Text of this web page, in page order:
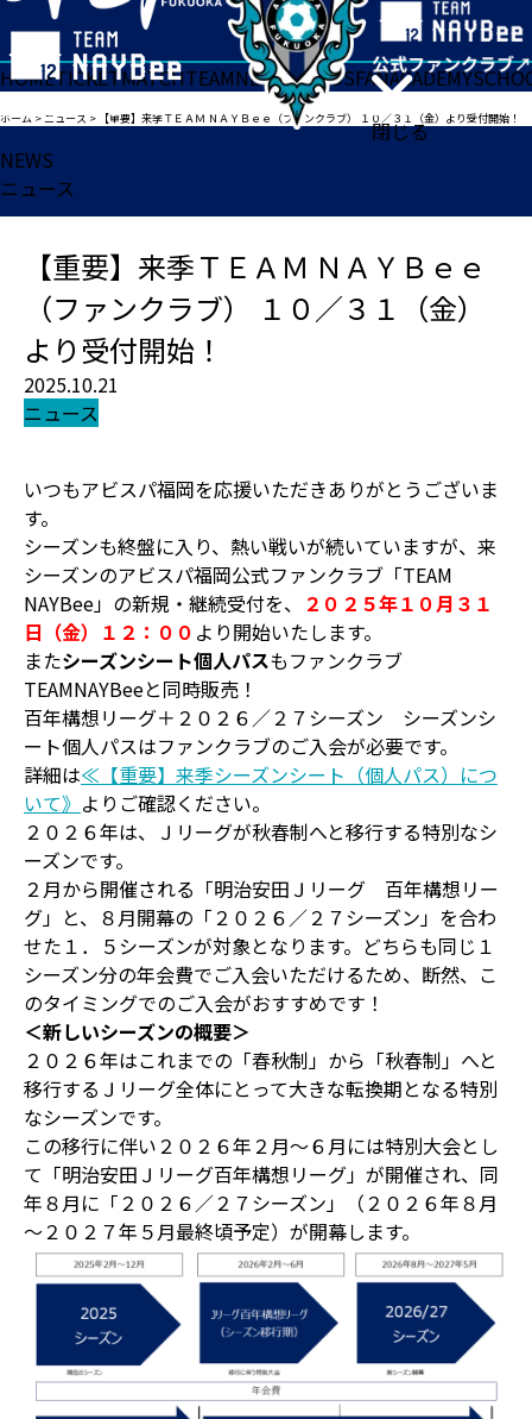
閉じる
HOMETICKETMATCHTEAMNEWSGOODSFANACADEMY
ホーム >ニュース > 【重要】来季ＴＥＡＭ ＮＡＹＢｅｅ（ファンクラブ） １０／３１（金）より受付開始！
NEWS
ニュース
【重要】来季ＴＥＡＭ ＮＡＹＢｅｅ
（ファンクラブ） １０／３１（金）
より受付開始！
2025.10.21
ニュース
いつもアビスパ福岡を応援いただきありがとうございま
す。
シーズンも終盤に入り、熱い戦いが続いていますが、来
シーズンのアビスパ福岡公式ファンクラブ「TEAM
NAYBee」の新規・継続受付を、 ２０２５年１０月３１
日（金）１２：００ より開始いたします。
またシーズンシート個人パスもファンクラブ
TEAMNAYBeeと同時販売！
百年構想リーグ＋２０２６／２７シーズン シーズンシ
ート個人パスはファンクラブのご入会が必要です。
詳細は≪【重要】来季シーズンシート（個人パス）につ
いて》 よりご確認ください。
２０２６年は、Ｊリーグが秋春制へと移行する特別なシ
ーズンです。
２月から開催される「明治安田Ｊリーグ 百年構想リー
グ」と、８月開幕の「２０２６／２７シーズン」を合わ
せた１．５シーズンが対象となります。どちらも同じ１
シーズン分の年会費でご入会いただけるため、断然、こ
のタイミングでのご入会がおすすめです！
＜新しいシーズンの概要＞
２０２６年はこれまでの「春秋制」から「秋春制」へと
移行するＪリーグ全体にとって大きな転換期となる特別
なシーズンです。
この移行に伴い２０２６年２月～６月には特別大会とし
て「明治安田Ｊリーグ百年構想リーグ」が開催され、同
年８月に「２０２６／２７シーズン」（２０２６年８月
～２０２７年５月最終頃予定）が開幕します。